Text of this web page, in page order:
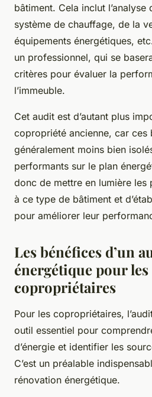
bâtiment. Cela inclut l’analyse
système de chauffage, de la
équipements énergétiques,
un professionnel, qui se
critères pour évaluer la
l’immeuble.
Cet audit est d’autant plus
copropriété ancienne, car ces
généralement moins bien
performants sur le plan
donc de mettre en lumière les
à ce type de bâtiment et
pour améliorer leur
Les bénéfices d’un
énergétique pour les
copropriétaires
Pour les copropriétaires,
outil essentiel pour
d’énergie et identifier les
C’est un préalable
rénovation énergétique.